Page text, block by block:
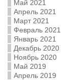
Май 2021
Апрель 2021
Март 2021
Февраль 2021
Январь 2021
Декабрь 2020
Ноябрь 2020
Май 2019
Апрель 2019